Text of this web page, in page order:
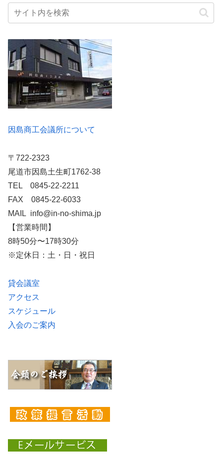
因島商工会議所について
〒722-2323
尾道市因島土生町1762-38
TEL 0845-22-2211
FAX 0845-22-6033
MAIL info@in-no-shima.jp
【営業時間】
8時50分〜17時30分
※定休日：土・日・祝日
貸会議室
アクセス
スケジュール
入会のご案内